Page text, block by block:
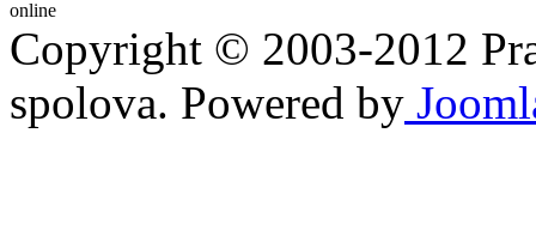
online
Copyright © 2003-2012
spolova. Powered by